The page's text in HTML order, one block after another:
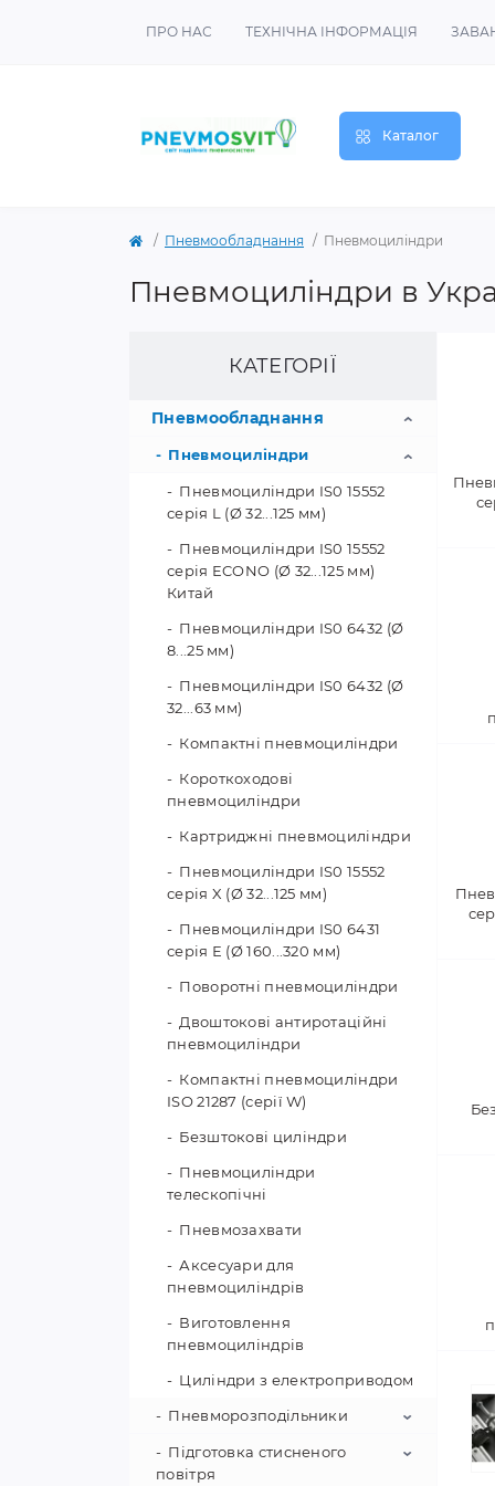
ПРО НАС ТЕХНІЧНА ІНФОРМАЦІЯ
Каталог
Пневмообладнання Пневмоциліндри
Пневмоциліндри в
КАТЕГОРІЇ
Пневмообладнання
Пневмоциліндри
Пневмоциліндри IS0 15552
серія L (Ø 32...125 мм)
Пневмоциліндри IS0 15552
серія ECONO (Ø 32...125 мм)
Китай
Пневмоциліндри IS0 6432 (Ø
8...25 мм)
Пневмоциліндри IS0 6432 (Ø
32...63 мм)
Компактні пневмоциліндри
Короткоходові
пневмоциліндри
Картриджні пневмоциліндри
Пневмоциліндри IS0 15552
серія X (Ø 32...125 мм)
Пневмоциліндри IS0 6431
серія Е (Ø 160...320 мм)
Поворотні пневмоциліндри
Двоштокові антиротаційні
пневмоциліндри
Компактні пневмоциліндри
ISO 21287 (серії W)
Безштокові циліндри
Пневмоциліндри
телескопічні
Пневмозахвати
Аксесуари для
пневмоциліндрів
Виготовлення
пневмоциліндрів
Циліндри з електроприводом
Пневморозподільники
Електромагнітні
розподільники
Підготовка стисненого
повітря